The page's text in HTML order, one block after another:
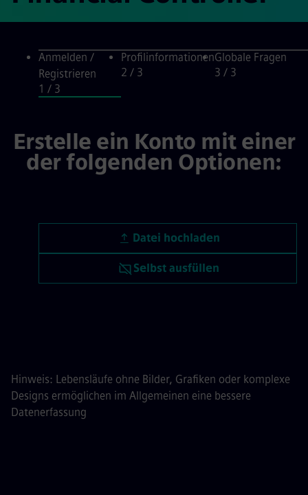
Anmelden /
Registrieren
1 / 3
Profilinformationen
2 / 3
Globale Fragen
3 / 3
Erstelle ein Konto mit einer
der folgenden Optionen:
Datei hochladen
Selbst ausfüllen
Lebenslauf später hochladen
Hinweis: Lebensläufe ohne Bilder, Grafiken oder komplexe
Designs ermöglichen im Allgemeinen eine bessere
Datenerfassung